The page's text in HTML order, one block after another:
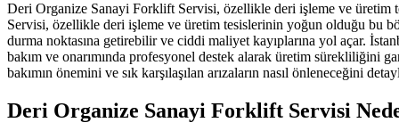
Deri Organize Sanayi Forklift Servisi, özellikle deri işleme ve
Servisi, özellikle deri işleme ve üretim tesislerinin yoğun olduğu bu
durma noktasına getirebilir ve ciddi maliyet kayıplarına yol açar.
bakım ve onarımında profesyonel destek alarak üretim sürekliliğini
bakımın önemini ve sık karşılaşılan arızaların nasıl önleneceğini
Deri Organize Sanayi Forklift Servisi